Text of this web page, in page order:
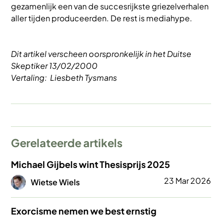
gezamenlijk een van de succesrijkste griezelverhalen
aller tijden produceerden. De rest is mediahype.
Dit artikel verscheen oorspronkelijk in het Duitse
Skeptiker 13/02/2000
Vertaling: Liesbeth Tysmans
Gerelateerde artikels
Michael Gijbels wint Thesisprijs 2025
Afbeelding
Wietse Wiels 23 Mar 2026
Exorcisme nemen we best ernstig